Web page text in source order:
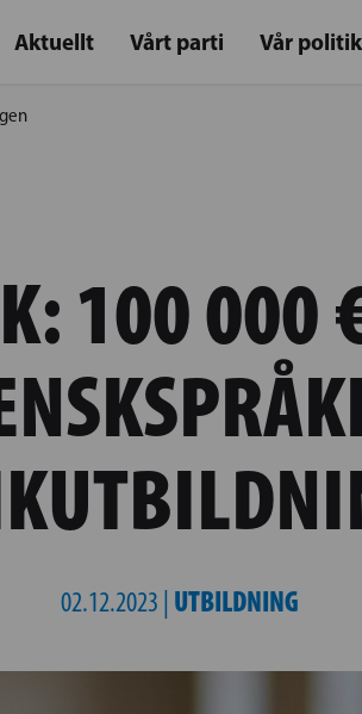
Aktuellt Vårt parti Vår politik
100 000
02.12.2023 | UTBILDNING